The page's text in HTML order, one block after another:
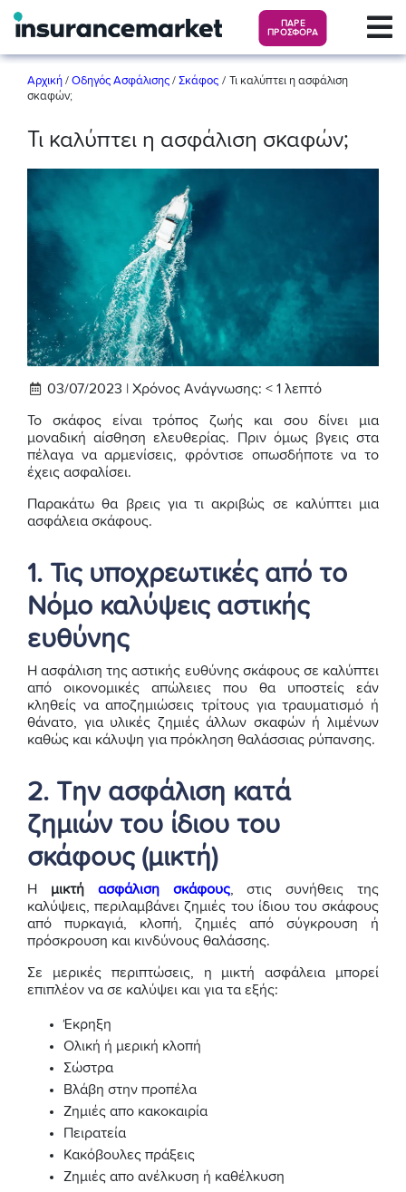
ΠΑΡΕ
ΠΡΟΣΦΟΡΑ
Αρχική / Οδηγός Ασφάλισης / Σκάφος / Τι καλύπτει η ασφάλιση
σκαφών;
Τι καλύπτει η ασφάλιση σκαφών;
03/07/2023 | Χρόνος Ανάγνωσης: < 1 λεπτό
Το σκάφος είναι τρόπος ζωής και σου δίνει μια
μοναδική αίσθηση ελευθερίας. Πριν όμως βγεις στα
πέλαγα να αρμενίσεις, φρόντισε οπωσδήποτε να το
έχεις ασφαλίσει.
Παρακάτω θα βρεις για τι ακριβώς σε καλύπτει μια
ασφάλεια σκάφους.
1. Τις υποχρεωτικές από το
Νόμο καλύψεις αστικής
ευθύνης
Η ασφάλιση της αστικής ευθύνης σκάφους σε καλύπτει
από οικονομικές απώλειες που θα υποστείς εάν
κληθείς να αποζημιώσεις τρίτους για τραυματισμό ή
θάνατο, για υλικές ζημιές άλλων σκαφών ή λιμένων
καθώς και κάλυψη για πρόκληση θαλάσσιας ρύπανσης.
2. Την ασφάλιση κατά
ζημιών του ίδιου του
σκάφους (μικτή)
Η μικτή ασφάλιση σκάφους, στις συνήθεις της
καλύψεις, περιλαμβάνει ζημιές του ίδιου του σκάφους
από πυρκαγιά, κλοπή, ζημιές από σύγκρουση ή
πρόσκρουση και κινδύνους θαλάσσης.
Σε μερικές περιπτώσεις, η μικτή ασφάλεια μπορεί
επιπλέον να σε καλύψει και για τα εξής:
Έκρηξη
Ολική ή μερική κλοπή
Σώστρα
Βλάβη στην προπέλα
Ζημιές απο κακοκαιρία
Πειρατεία
Κακόβουλες πράξεις
Ζημιές απο ανέλκυση ή καθέλκυση